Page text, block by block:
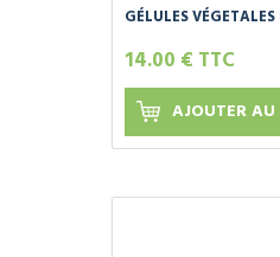
GÉLULES
GELULES
14.00 € TTC
AJOUTER AU